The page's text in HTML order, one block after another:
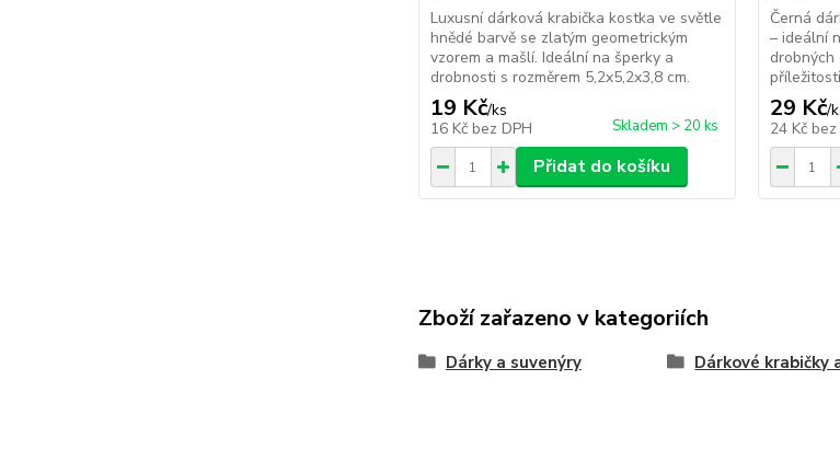
Luxusní dárková krabička kostka ve světle
hnědé barvě se zlatým geometrickým
vzorem a mašlí. Ideální na šperky a
drobnosti s rozměrem 5,2x5,2x3,8 cm.
19 Kč/ks
16 Kč bez DPH Skladem > 20 ks
Přidat do košíku
Černá
– ideální
drobných
29 Kč/
24 Kč bez
Zboží zařazeno v kategoriích
Dárky a suvenýry Dárkové krabičky